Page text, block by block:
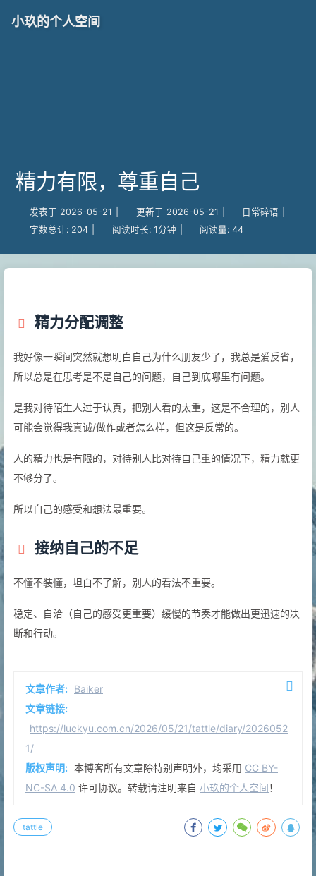
小玖的个人空间
精力有限，尊重自己
发表于 2026-05-21 更新于 2026-05-21 日常碎语
字数总计: 204 阅读时长: 1分钟 阅读量: 44
精力分配调整
我好像一瞬间突然就想明白自己为什么朋友少了，我总是爱反省，
所以总是在思考是不是自己的问题，自己到底哪里有问题。
是我对待陌生人过于认真，把别人看的太重，这是不合理的，别人
可能会觉得我真诚/做作或者怎么样，但这是反常的。
人的精力也是有限的，对待别人比对待自己重的情况下，精力就更
不够分了。
所以自己的感受和想法最重要。
接纳自己的不足
不懂不装懂，坦白不了解，别人的看法不重要。
稳定、自洽（自己的感受更重要）缓慢的节奏才能做出更迅速的决
断和行动。
文章作者: Baiker
文章链接:
https://luckyu.com.cn/2026/05/21/tattle/diary/2026052
1/
版权声明: 本博客所有文章除特别声明外，均采用 CC BY-
NC-SA 4.0 许可协议。转载请注明来自 小玖的个人空间！
tattle